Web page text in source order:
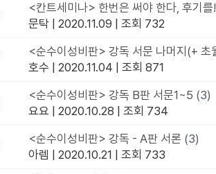
<칸트세미나> 한번은 써야 한다, 후기를!
문탁
2020.11.09 조회 732
<순수이성비판> 강독 서문 나머지(+ 초
호수
2020.11.04 조회 871
<순수이성비판> 강독 B판 서문1~5 (3)
요요
2020.10.28 조회 734
<순수이성비판> 강독 - A판 서론 (3)
아렘
2020.10.21 조회 733